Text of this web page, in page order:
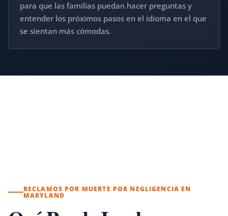
para que las familias puedan hacer preguntas y
entender los próximos pasos en el idioma en el que
se sientan más cómodas.
RECLAMOS POR MUERTE POR NEGLIGENCIA EN
MARYLAND